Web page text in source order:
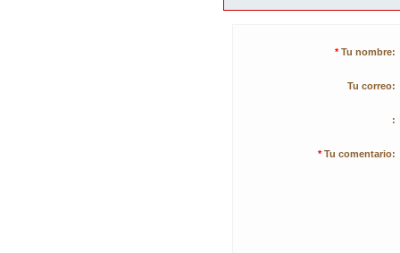
* Tu nombre:
Tu correo:
:
* Tu comentario: